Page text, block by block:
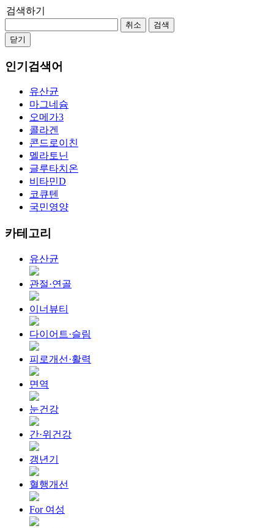
검색하기
취소
검색
닫기
인기검색어
유산균
마그네슘
오메가3
콜라겐
콘드로이친
멜라토닌
글루타치온
비타민D
코큐텐
국민영양
카테고리
유산균
관절·연골
이너뷰티
다이어트·슬림
피로개선·활력
면역
눈건강
간·위건강
갱년기
혈행개선
For 여성